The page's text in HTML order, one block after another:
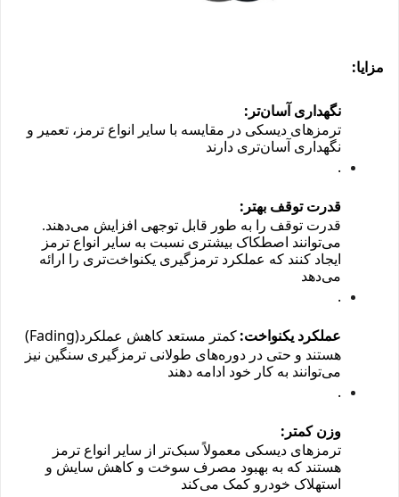
مزایا:
نگهداری آسان‌تر :
ترمزهای دیسکی در مقایسه با سایر انواع ترمز، تعمیر و
نگهداری آسان‌تری دارند
.
قدرت توقف بهتر :
قدرت توقف را به طور قابل توجهی افزایش می‌دهند.
می‌توانند اصطکاک بیشتری نسبت به سایر انواع ترمز
ایجاد کنند که عملکرد ترمزگیری یکنواخت‌تری را ارائه
می‌دهد
.
عملکرد یکنواخت: کمتر مستعد کاهش عملکرد(Fading)
هستند و حتی در دوره‌های طولانی ترمزگیری سنگین نیز
می‌توانند به کار خود ادامه دهند
.
وزن کمتر :
ترمزهای دیسکی معمولاً سبک‌تر از سایر انواع ترمز
هستند که به بهبود مصرف سوخت و کاهش سایش و
استهلاک خودرو کمک می‌کند